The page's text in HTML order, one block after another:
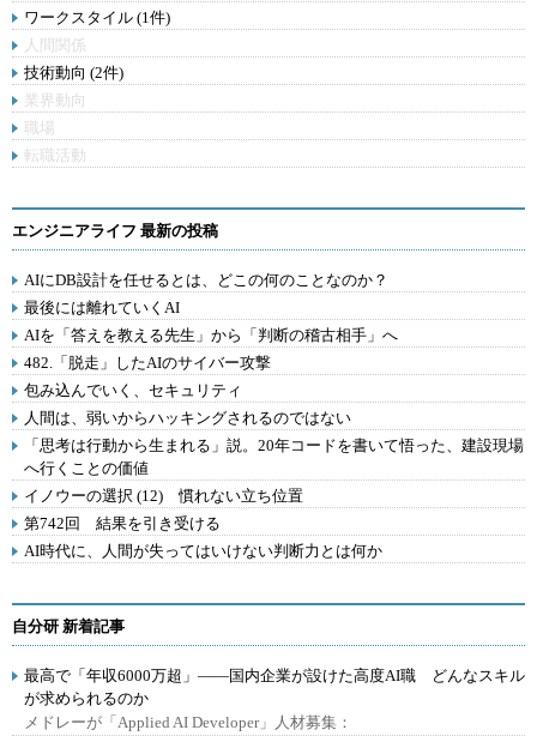
ワークスタイル (1件)
人間関係
技術動向 (2件)
業界動向
職場
転職活動
エンジニアライフ 最新の投稿
AIにDB設計を任せるとは、どこの何のことなのか？
最後には離れていくAI
AIを「答えを教える先生」から「判断の稽古相手」へ
482.「脱走」したAIのサイバー攻撃
包み込んでいく、セキュリティ
人間は、弱いからハッキングされるのではない
「思考は行動から生まれる」説。20年コードを書いて悟った、建設現場
へ行くことの価値
イノウーの選択 (12) 慣れない立ち位置
第742回 結果を引き受ける
AI時代に、人間が失ってはいけない判断力とは何か
自分研 新着記事
最高で「年収6000万超」――国内企業が設けた高度AI職 どんなスキル
が求められるのか
メドレーが「Applied AI Developer」人材募集：